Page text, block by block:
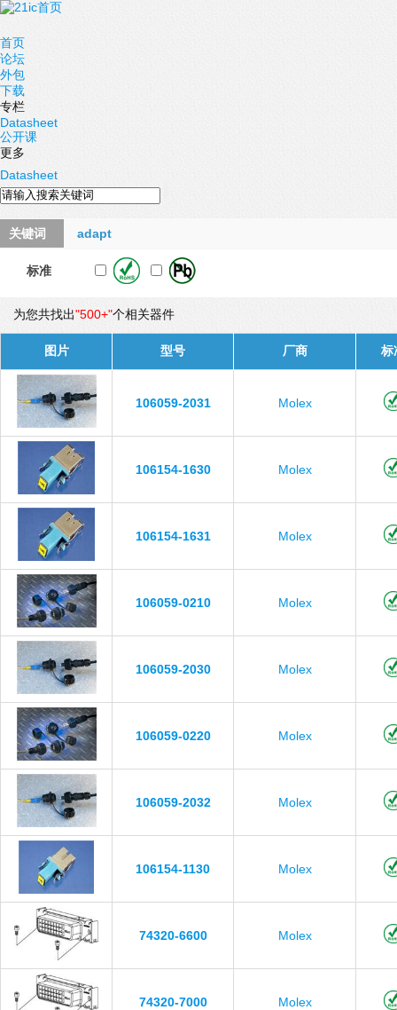
首页
论坛
外包
下载
专栏
Datasheet
公开课
更多
Datasheet
关键词 adapt
标准
为您共找出"500+"个相关器件
图片 型号 厂商 标
106059-2031 Molex
106154-1630 Molex
106154-1631 Molex
106059-0210 Molex
106059-2030 Molex
106059-0220 Molex
106059-2032 Molex
106154-1130 Molex
74320-6600 Molex
74320-7000 Molex